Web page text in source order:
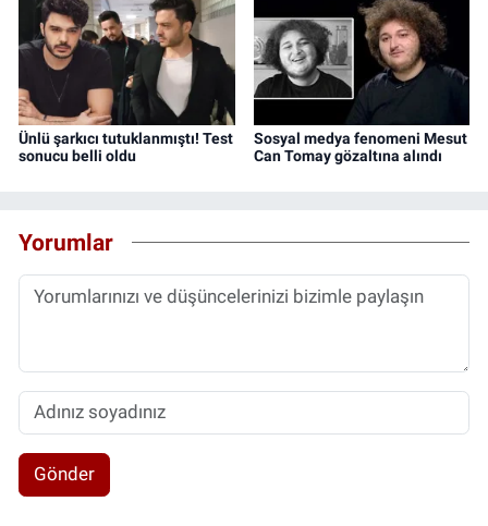
Ünlü şarkıcı tutuklanmıştı! Test
sonucu belli oldu
Sosyal medya fenomeni Mesut
Can Tomay gözaltına alındı
Yorumlar
Gönder